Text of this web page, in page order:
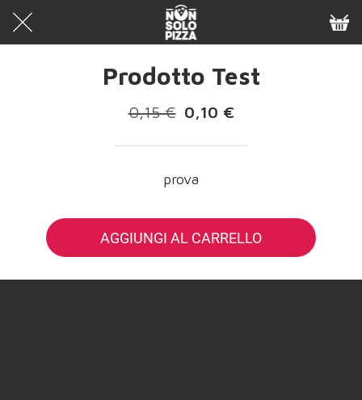
Prodotto Test
0,15 € 0,10 €
prova
AGGIUNGI AL CARRELLO